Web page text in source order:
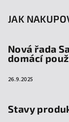
JAK
Nová řada
domácí
26.9.2025
Stavy